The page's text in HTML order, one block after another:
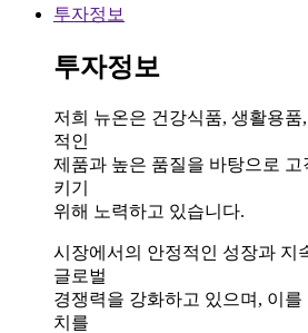
투자정보
투자정보
저희 뉴온은 건강식품, 생활용
적인
제품과 높은 품질을 바탕으로 고
키기
위해 노력하고 있습니다.
시장에서의 안정적인 성장과 지
글로벌
경쟁력을 강화하고 있으며, 이
치를